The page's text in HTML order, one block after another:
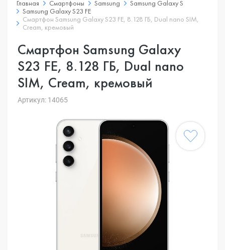
Главная Смартфоны Samsung
Samsung Galaxy S
Samsung Galaxy S23 FE
Смартфон Samsung Galaxy S23 FE, 8.128 ГБ, Dual nano SIM,
Cream, кремовый
Смартфон Samsung Galaxy
S23 FE, 8.128 ГБ, Dual nano
SIM, Cream, кремовый
Артикул: 14065